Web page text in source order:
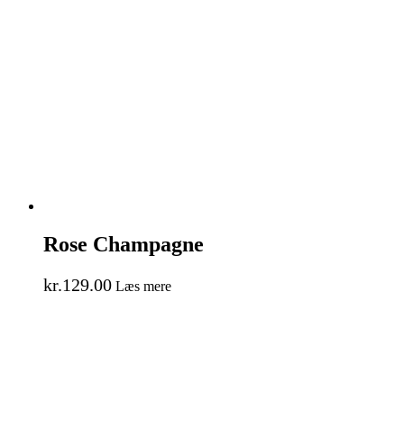
Rose Champagne
kr.129.00 Læs mere